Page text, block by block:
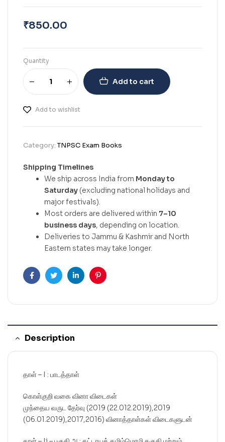
₹850.00
Quantity
Add to cart
Add to wishlist
Category:TNPSC Exam Books
Shipping Timelines
We ship across India from Monday to
Saturday (excluding national holidays and
major festivals).
Most orders are delivered within 7–10
business days, depending on location.
Deliveries to Jammu & Kashmir and North
Eastern states may take longer.
FacebookTwitterLinkedinPinterest
Description
தாள் – I : பாடத்தாள்
கொள்குறி வகை வினா விடைகள்
முந்தைய வருட தேர்வு (2019 (22.012.2019),2019
(06.01.2019),2017,2016) வினாத்தாள்கள் விடைகளுடன்